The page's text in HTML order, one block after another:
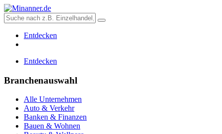
Entdecken
Entdecken
Branchenauswahl
Alle Unternehmen
Auto & Verkehr
Banken & Finanzen
Bauen & Wohnen